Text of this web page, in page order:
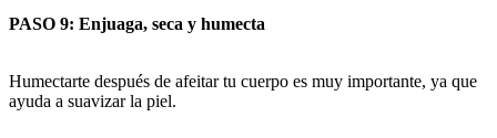
PASO 9: Enjuaga, seca y humecta
Humectarte después de afeitar tu cuerpo es muy importante, ya que
ayuda a suavizar la piel.